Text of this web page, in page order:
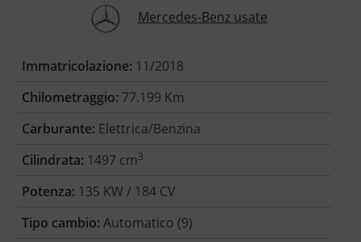
Mercedes-Benz usate
Immatricolazione: 11/2018
Chilometraggio: 77.199 Km
Carburante: Elettrica/Benzina
Cilindrata: 1497 cm3
Potenza: 135 KW / 184 CV
Tipo cambio: Automatico (9)